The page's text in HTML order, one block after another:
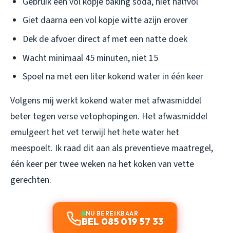
Giet daarna een vol kopje witte azijn erover
Dek de afvoer direct af met een natte doek
Wacht minimaal 45 minuten, niet 15
Spoel na met een liter kokend water in één keer
Volgens mij werkt kokend water met afwasmiddel
beter tegen verse vetophopingen. Het afwasmiddel
emulgeert het vet terwijl het hete water het
meespoelt. Ik raad dit aan als preventieve maatregel,
één keer per twee weken na het koken van vette
gerechten.
NU BEREIKBAAR
BEL 085 019 57 33